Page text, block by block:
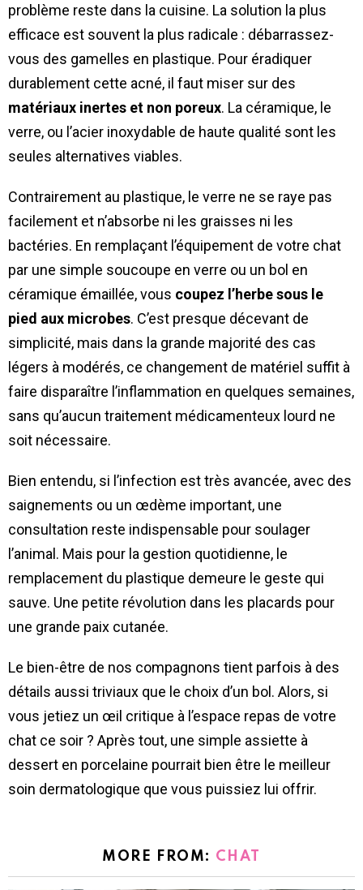
problème reste dans la cuisine. La solution la plus
efficace est souvent la plus radicale : débarrassez-
vous des gamelles en plastique. Pour éradiquer
durablement cette acné, il faut miser sur des
matériaux inertes et non poreux. La céramique, le
verre, ou l’acier inoxydable de haute qualité sont les
seules alternatives viables.
Contrairement au plastique, le verre ne se raye pas
facilement et n’absorbe ni les graisses ni les
bactéries. En remplaçant l’équipement de votre chat
par une simple soucoupe en verre ou un bol en
céramique émaillée, vous coupez l’herbe sous le
pied aux microbes. C’est presque décevant de
simplicité, mais dans la grande majorité des cas
légers à modérés, ce changement de matériel suffit à
faire disparaître l’inflammation en quelques semaines,
sans qu’aucun traitement médicamenteux lourd ne
soit nécessaire.
Bien entendu, si l’infection est très avancée, avec des
saignements ou un œdème important, une
consultation reste indispensable pour soulager
l’animal. Mais pour la gestion quotidienne, le
remplacement du plastique demeure le geste qui
sauve. Une petite révolution dans les placards pour
une grande paix cutanée.
Le bien-être de nos compagnons tient parfois à des
détails aussi triviaux que le choix d’un bol. Alors, si
vous jetiez un œil critique à l’espace repas de votre
chat ce soir ? Après tout, une simple assiette à
dessert en porcelaine pourrait bien être le meilleur
soin dermatologique que vous puissiez lui offrir.
MORE FROM: CHAT